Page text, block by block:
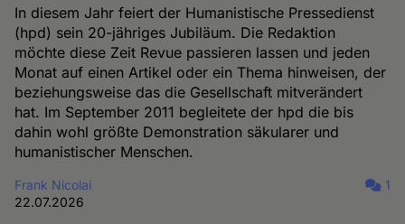
In diesem Jahr feiert der Humanistische Pressedienst
(hpd) sein 20-jähriges Jubiläum. Die Redaktion
möchte diese Zeit Revue passieren lassen und jeden
Monat auf einen Artikel oder ein Thema hinweisen, der
beziehungsweise das die Gesellschaft mitverändert
hat. Im September 2011 begleitete der hpd die bis
dahin wohl größte Demonstration säkularer und
humanistischer Menschen.
Frank Nicolai
22.07.2026
1